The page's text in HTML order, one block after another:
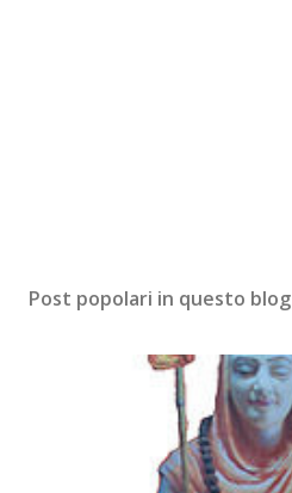
Post popolari in questo blog